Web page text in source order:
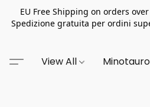
EU Free Shipping on orders
Spedizione gratuita per ordini
View All